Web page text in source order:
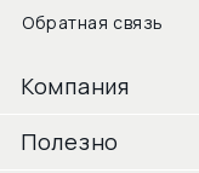
Обратная связь
Компания
Полезно